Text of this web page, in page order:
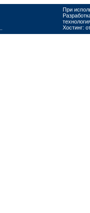
При
Хостинг: